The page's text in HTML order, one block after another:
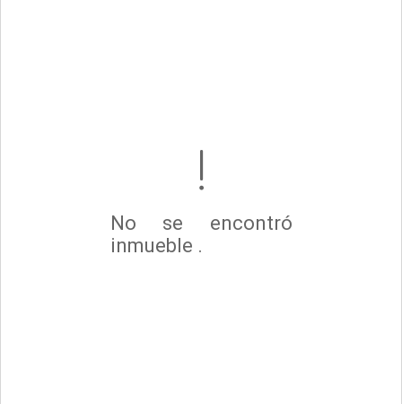
No se encontró
inmueble .